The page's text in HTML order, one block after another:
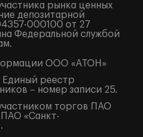
рынка ценных
депозитарной
000100 от 27
Федеральной службой
ООО «АТОН»
реестр
– номер записи 25.
торгов ПАО
«Санкт-